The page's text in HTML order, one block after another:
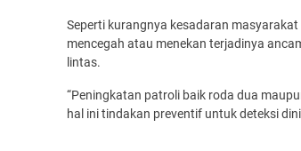
Seperti kurangnya kesadaran
mencegah atau menekan terjadinya
lintas.
“Peningkatan patroli baik roda dua
hal ini tindakan preventif untuk deteksi